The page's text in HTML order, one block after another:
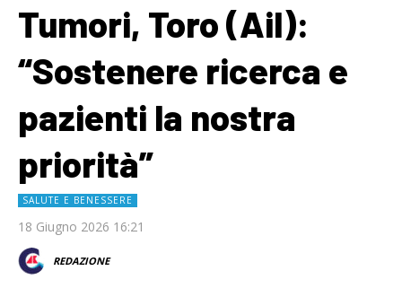
Tumori, Toro (Ail):
“Sostenere ricerca e
pazienti la nostra
priorità”
SALUTE E BENESSERE
18 Giugno 2026 16:21
REDAZIONE